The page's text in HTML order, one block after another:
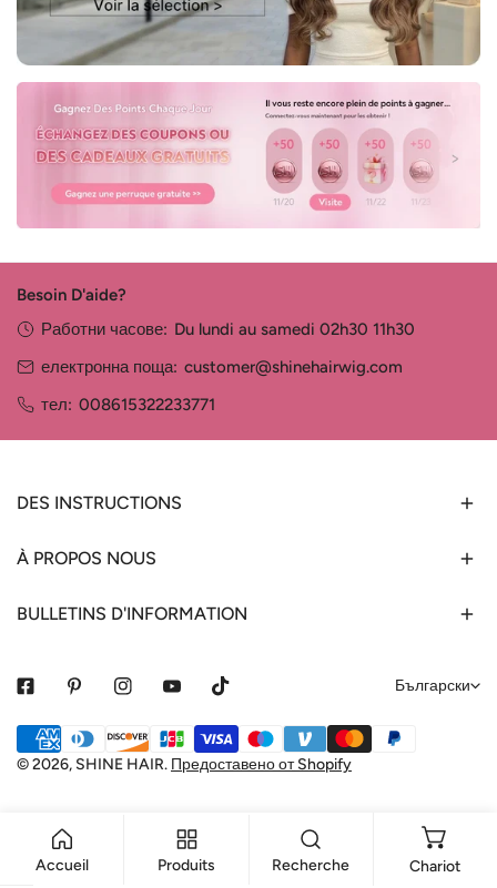
Besoin D'aide?
Работни часове: Du lundi au samedi 02h30 11h30
електронна поща: customer@shinehairwig.com
тел: 008615322233771
DES INSTRUCTIONS
À PROPOS NOUS
BULLETINS D'INFORMATION
е
з
и
Български
© 2026, SHINE HAIR. Предоставено от Shopify
Начини
за
Accueil Produits Recherche Chariot